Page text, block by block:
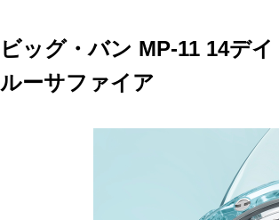
ビッグ・バン MP-11 14デ
ルーサファイア